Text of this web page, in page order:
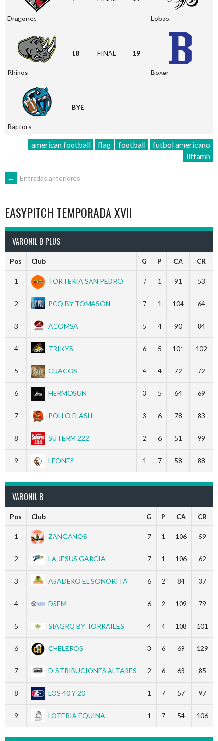
Dragones Lobos
Rhinos
18 FINAL 19
Boxer
Raptors
BYE
american football flag football
futbol americano
liffamh
NAVEGACIÓN
DE
ENTRADAS
← Entradas anteriores
EASYPITCH TEMPORADA XVII
VARONIL B PLUS
Pos Club G P CA CR
1 TORTERIA SAN PEDRO 7 1 91 53
2 PCQ BY TOMASON 7 1 104 64
3 ACOMSA 5 4 90 84
4 TRIKYS 6 5 101 102
5 CUACOS 4 4 72 72
6 HERMOSUN 3 5 64 69
7 POLLO FLASH 3 6 78 83
8 SUTERM 222 2 6 51 99
9 LEONES 1 7 58 88
VARONIL B
Pos Club G P CA CR
1 ZANGANOS 7 1 106 59
2 LA JESUS GARCIA 7 1 106 62
3 ASADERO EL SONORITA 6 2 84 37
4 DSEM 6 2 109 79
5 SIAGRO BY TORRAILES 4 4 108 101
6 CHELEROS 3 6 69 129
7 DISTRIBUCIONES ALTARES 2 6 63 85
8 LOS 40 Y 20 1 7 57 97
9 LOTERIA EQUINA 1 7 54 106